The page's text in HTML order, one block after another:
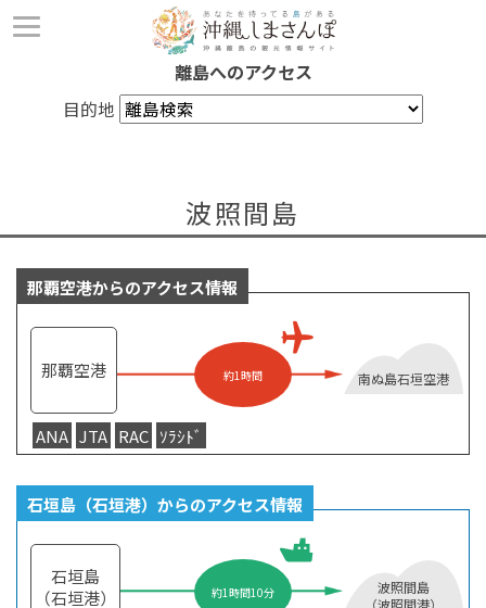
離島へのアクセス
目的地
波照間島
那覇空港からのアクセス情報
那覇空港
ANA JTA RAC ｿﾗｼﾄﾞ
約1時間 南ぬ島石垣空港
石垣島（石垣港）からのアクセス情報
石垣島
（石垣港）
約1時間10分
波照間島
（波照間港）